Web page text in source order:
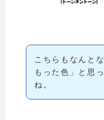
こちらもなんと
もった色」と思
ね。